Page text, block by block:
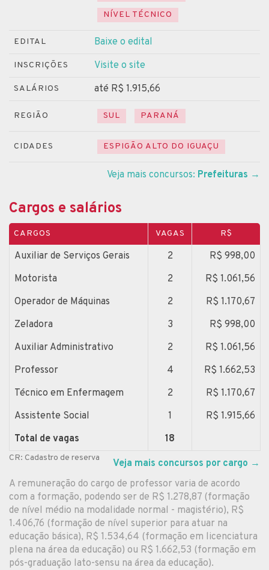
NÍVEL TÉCNICO
EDITAL Baixe o edital
INSCRIÇÕES Visite o site
SALÁRIOS até R$ 1.915,66
REGIÃO SUL PARANÁ
CIDADES ESPIGÃO ALTO DO IGUAÇU
Veja mais concursos: Prefeituras →
Cargos e salários
CARGOS VAGAS R$
Auxiliar de Serviços Gerais 2
R$ 998,00
Motorista
2
R$ 1.061,56
Operador de Máquinas
2
R$ 1.170,67
Zeladora
3
R$ 998,00
Auxiliar Administrativo
2
R$ 1.061,56
Professor
4
R$ 1.662,53
Técnico em Enfermagem
2
R$ 1.170,67
Assistente Social
1
R$ 1.915,66
Total de vagas
18
CR: Cadastro de reserva Veja mais concursos por cargo →
A remuneração do cargo de professor varia de acordo
com a formação, podendo ser de R$ 1.278,87 (formação
de nível médio na modalidade normal - magistério), R$
1.406,76 (formação de nível superior para atuar na
educação básica), R$ 1.534,64 (formação em licenciatura
plena na área da educação) ou R$ 1.662,53 (formação em
pós-graduação lato-sensu na área da educação).